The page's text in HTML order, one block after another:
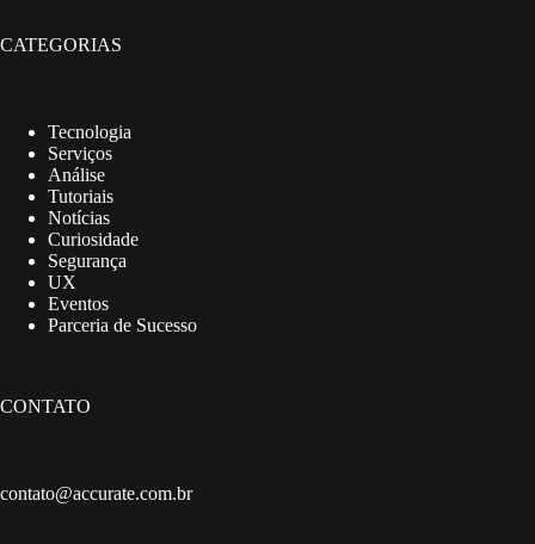
CATEGORIAS
Tecnologia
Serviços
Análise
Tutoriais
Notícias
Curiosidade
Segurança
UX
Eventos
Parceria de Sucesso
CONTATO
contato@accurate.com.br